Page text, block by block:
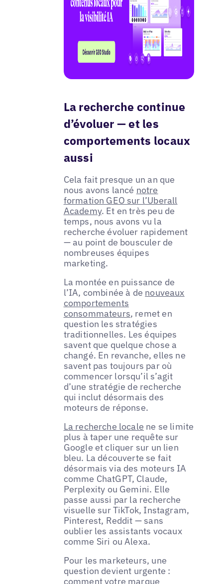
La recherche continue
d’évoluer — et les
comportements locaux
aussi
Cela fait presque un an que
nous avons lancé notre
formation GEO sur l’Uberall
Academy. Et en très peu de
temps, nous avons vu la
recherche évoluer rapidement
— au point de bousculer de
nombreuses équipes
marketing.
La montée en puissance de
l’IA, combinée à de nouveaux
comportements
consommateurs, remet en
question les stratégies
traditionnelles. Les équipes
savent que quelque chose a
changé. En revanche, elles ne
savent pas toujours par où
commencer lorsqu’il s’agit
d’une stratégie de recherche
qui inclut désormais des
moteurs de réponse.
La recherche locale ne se limite
plus à taper une requête sur
Google et cliquer sur un lien
bleu. La découverte se fait
désormais via des moteurs IA
comme ChatGPT, Claude,
Perplexity ou Gemini. Elle
passe aussi par la recherche
visuelle sur TikTok, Instagram,
Pinterest, Reddit — sans
oublier les assistants vocaux
comme Siri ou Alexa.
Pour les marketeurs, une
question devient urgente :
comment votre marque